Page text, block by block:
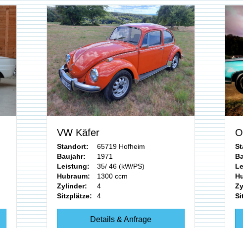
VW Käfer
Standort:
65719 Hofheim
Baujahr:
1971
Leistung:
35/ 46 (kW/PS)
Hubraum:
1300 ccm
Zylinder:
4
Sitzplätze:
4
Details & Anfrage